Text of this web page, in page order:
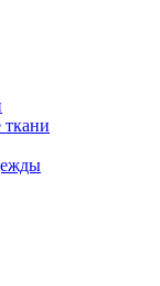
ткани